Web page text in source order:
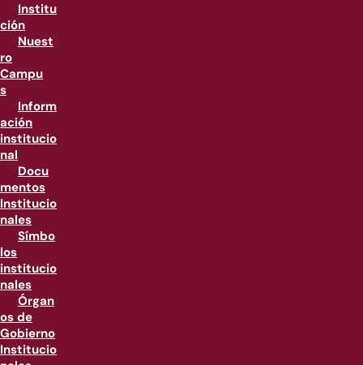
Institu
ción
Nuest
ro
Campu
s
Inform
ación
institucio
nal
Docu
mentos
Institucio
nales
Símbo
los
institucio
nales
Órgan
os de
Gobierno
Institucio